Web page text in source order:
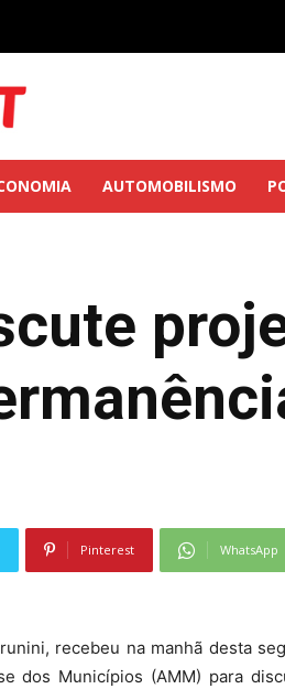
AUTOMOBILISMO
Pinterest WhatsApp
recebeu na manhã desta
dos Municípios (AMM) para